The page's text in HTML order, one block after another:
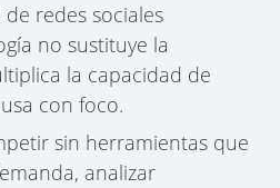
de redes sociales
no sustituye la
la capacidad de
con foco.
sin herramientas que
analizar